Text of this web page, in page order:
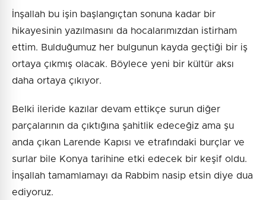
İnşallah bu işin başlangıçtan sonuna kadar bir
hikayesinin yazılmasını da hocalarımızdan istirham
ettim. Bulduğumuz her bulgunun kayda geçtiği bir iş
ortaya çıkmış olacak. Böylece yeni bir kültür aksı
daha ortaya çıkıyor.
Belki ileride kazılar devam ettikçe surun diğer
parçalarının da çıktığına şahitlik edeceğiz ama şu
anda çıkan Larende Kapısı ve etrafındaki burçlar ve
surlar bile Konya tarihine etki edecek bir keşif oldu.
İnşallah tamamlamayı da Rabbim nasip etsin diye dua
ediyoruz.